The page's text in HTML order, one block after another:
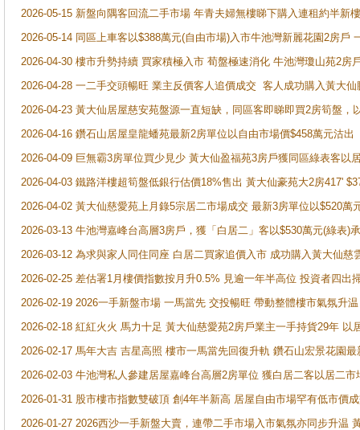
2026-05-15 新盤向隅客回流二手市場 年青夫婦無樓睇下購入連租約半新
2026-05-14 同區上車客以$388萬元(自由市場)入市牛池灣新麗花園2房戶
2026-04-30 樓市升勢持續 買家積極入市 荀盤極速消化 牛池灣瓊山苑2房
2026-04-28 一二手交頭暢旺 業主反價客人追價成交 客人成功購入黃大
2026-04-23 黃大仙居屋慈安苑盤源一直短缺，同區客即睇即買2房筍盤，
2026-04-16 鑽石山居屋皇龍蟠苑最新2房單位以自由市場價$458萬元沽出
2026-04-09 巨無霸3房單位買少見少 黃大仙盈福苑3房戶獲同區綠表客以
2026-04-03 鐵路洋樓超筍盤低銀行估價18%售出 黃大仙豪苑大2房417'
2026-04-02 黃大仙慈愛苑上月錄5宗居二市場成交 最新3房單位以$520萬
2026-03-13 牛池灣嘉峰台高層3房戶，獲「白居二」客以$530萬元(綠表)
2026-03-12 為求與家人同住同座 白居二買家追價入市 成功購入黃大仙
2026-02-25 差估署1月樓價指數按月升0.5% 見逾一年半高位 投資者四
2026-02-19 2026一手新盤市場 一馬當先 交投暢旺 帶動整體樓市氣氛升
2026-02-18 紅紅火火 馬力十足 黃大仙慈愛苑2房戶業主一手持貨29年 以
2026-02-17 馬年大吉 吉星高照 樓市一馬當先回復升軌 鑽石山宏景花園
2026-02-03 牛池灣私人參建居屋嘉峰台高層2房單位 獲白居二客以居二市
2026-01-31 股市樓市指數雙破頂 創4年半新高 居屋自由市場罕有低市價
2026-01-27 2026西沙一手新盤大賣，連帶二手市場入市氣氛亦同步升温